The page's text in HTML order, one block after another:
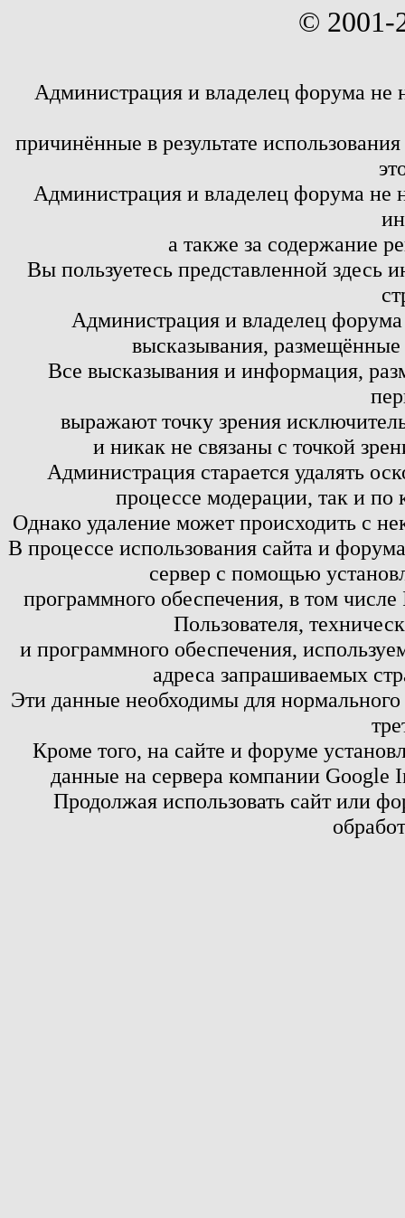
© 2001-
Администрация и владелец форума не
причинённые в результате
Администрация и владелец форума не
а также за содержание
Вы пользуетесь представленной здесь
Администрация и владелец
высказывания,
Все высказывания и информация,
выражают точку зрения
и никак не связаны с точкой
Администрация старается удалять
процессе модерации, так и по
Однако удаление может происходить с
В процессе использования сайта и
сервер с помощью
программного обеспечения, в том
Пользователя,
и программного обеспечения,
адреса запрашиваемых
Эти данные необходимы для
Кроме того, на сайте и форуме
данные на сервера компании
Продолжая использовать сайт или